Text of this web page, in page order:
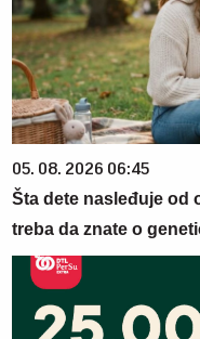
05. 08. 2026 06:45
Šta dete nasleđuje od
treba da znate o